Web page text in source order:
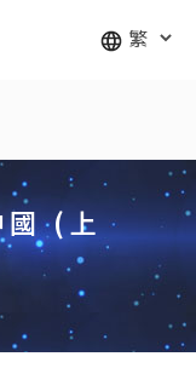
國 (上